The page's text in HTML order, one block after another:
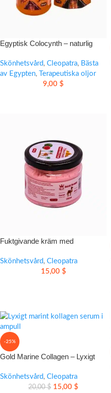
Egyptisk Colocynth – naturlig
komfort
Skönhetsvård, Cleopatra, Bästa
av Egypten,
Terapeutiska oljor
9,00 $
Fuktgivande kräm med
Skönhetsvård, Cleopatra
15,00 $
-25%
Gold Marine Collagen – Lyxigt
Skönhetsvård, Cleopatra
20,00$ 15,00 $